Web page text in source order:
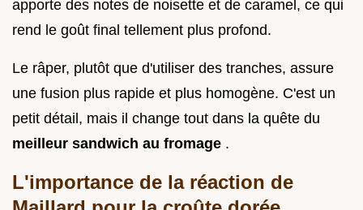
apporte des notes de noisette et de caramel, ce qui
rend le goût final tellement plus profond.
Le râper, plutôt que d'utiliser des tranches, assure
une fusion plus rapide et plus homogène. C'est un
petit détail, mais il change tout dans la quête du
meilleur sandwich au fromage .
L'importance de la réaction de